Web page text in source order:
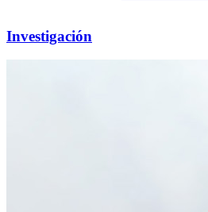
Investigación